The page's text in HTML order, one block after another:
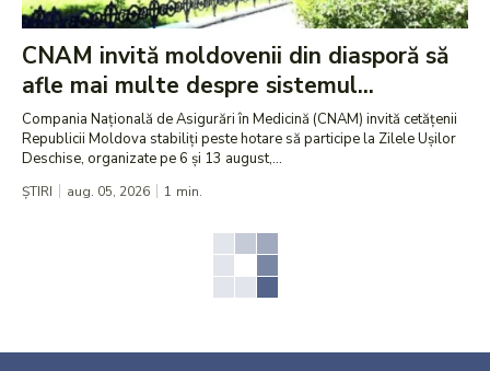
CNAM invită moldovenii din diasporă să
afle mai multe despre sistemul...
Compania Națională de Asigurări în Medicină (CNAM) invită cetățenii
Republicii Moldova stabiliți peste hotare să participe la Zilele Ușilor
Deschise, organizate pe 6 și 13 august,...
ȘTIRI aug. 05, 2026 1 min.